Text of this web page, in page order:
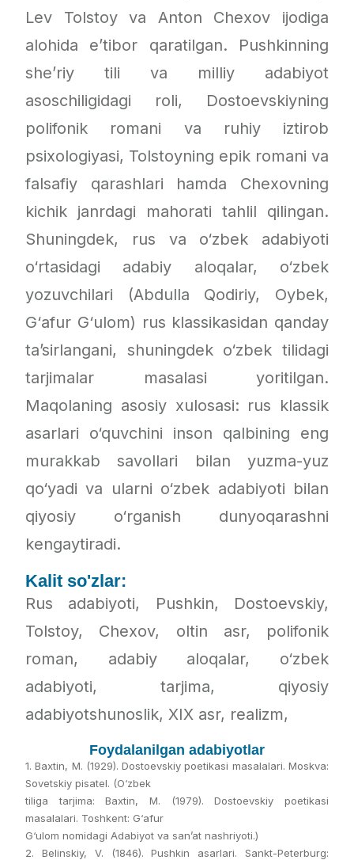
Lev Tolstoy va Anton Chexov ijodiga
alohida e’tibor qaratilgan. Pushkinning
she’riy tili va milliy adabiyot
asoschiligidagi roli, Dostoevskiyning
polifonik romani va ruhiy iztirob
psixologiyasi, Tolstoyning epik romani va
falsafiy qarashlari hamda Chexovning
kichik janrdagi mahorati tahlil qilingan.
Shuningdek, rus va o‘zbek adabiyoti
o‘rtasidagi adabiy aloqalar, o‘zbek
yozuvchilari (Abdulla Qodiriy, Oybek,
G‘afur G‘ulom) rus klassikasidan qanday
ta’sirlangani, shuningdek o‘zbek tilidagi
tarjimalar masalasi yoritilgan.
Maqolaning asosiy xulosasi: rus klassik
asarlari o‘quvchini inson qalbining eng
murakkab savollari bilan yuzma-yuz
qo‘yadi va ularni o‘zbek adabiyoti bilan
qiyosiy o‘rganish dunyoqarashni
kengaytiradi.
Kalit so'zlar:
Rus adabiyoti, Pushkin, Dostoevskiy,
Tolstoy, Chexov, oltin asr, polifonik
roman, adabiy aloqalar, o‘zbek
adabiyoti, tarjima, qiyosiy
adabiyotshunoslik, XIX asr, realizm,
Foydalanilgan adabiyotlar
1. Baxtin, M. (1929). Dostoevskiy poetikasi masalalari. Moskva:
Sovetskiy pisatel. (O‘zbek
tiliga tarjima: Baxtin, M. (1979). Dostoevskiy poetikasi
masalalari. Toshkent: G‘afur
G‘ulom nomidagi Adabiyot va san’at nashriyoti.)
2. Belinskiy, V. (1846). Pushkin asarlari. Sankt-Peterburg: